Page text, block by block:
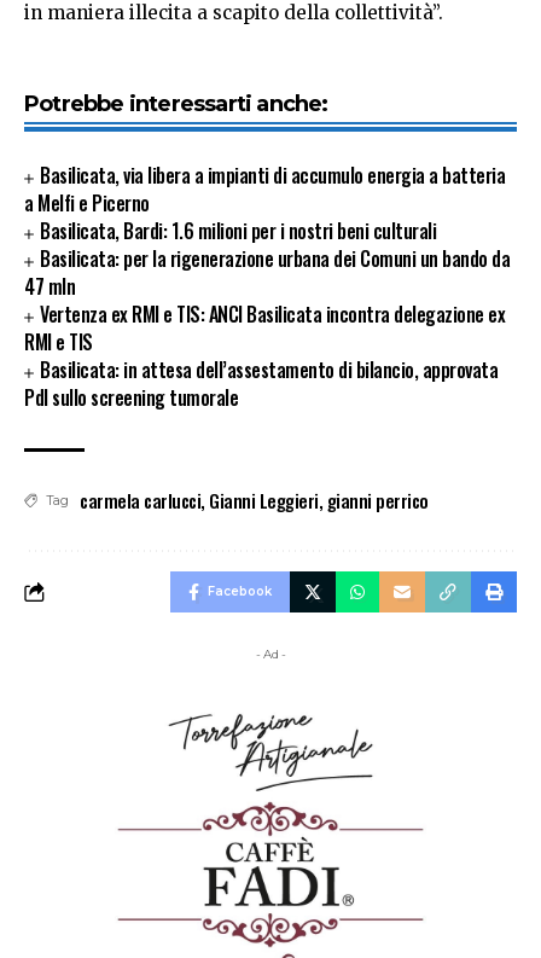
in maniera illecita a scapito della collettività”.
Potrebbe interessarti anche:
Basilicata, via libera a impianti di accumulo energia a batteria
a Melfi e Picerno
Basilicata, Bardi: 1.6 milioni per i nostri beni culturali
Basilicata: per la rigenerazione urbana dei Comuni un bando da
47 mln
Vertenza ex RMI e TIS: ANCI Basilicata incontra delegazione ex
RMI e TIS
Basilicata: in attesa dell’assestamento di bilancio, approvata
Pdl sullo screening tumorale
Tag carmela carlucci, Gianni Leggieri, gianni perrico
Facebook
- Ad -